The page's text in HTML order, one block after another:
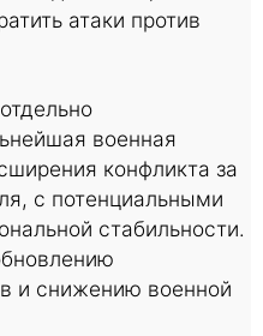
атаки против
военная
конфликта за
с потенциальными
стабильности.
и снижению военной